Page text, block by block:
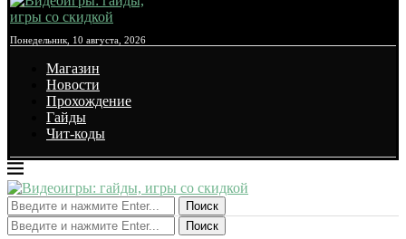
Понедельник, 10 августа, 2026
Магазин
Новости
Прохождение
Гайды
Чит-коды
Поиск
Поиск